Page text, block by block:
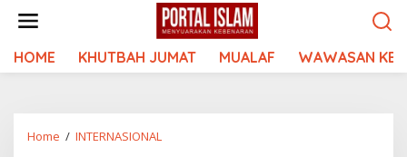
HOME KHUTBAH JUMAT MUALAF WAWASAN
Home / INTERNASIONAL